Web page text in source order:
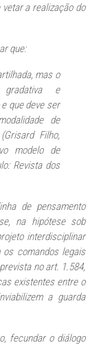
a realização do
que:
mas o
e
que deve ser
de
Filho,
modelo de
Revista dos
de pensamento
na hipótese sob
interdisciplinar
comandos legais
no art. 1.584,
existentes entre o
a guarda
fecundar o diálogo